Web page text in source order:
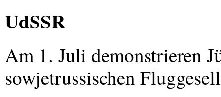
UdSSR
Am 1. Juli demonstrieren
sowjetrussischen